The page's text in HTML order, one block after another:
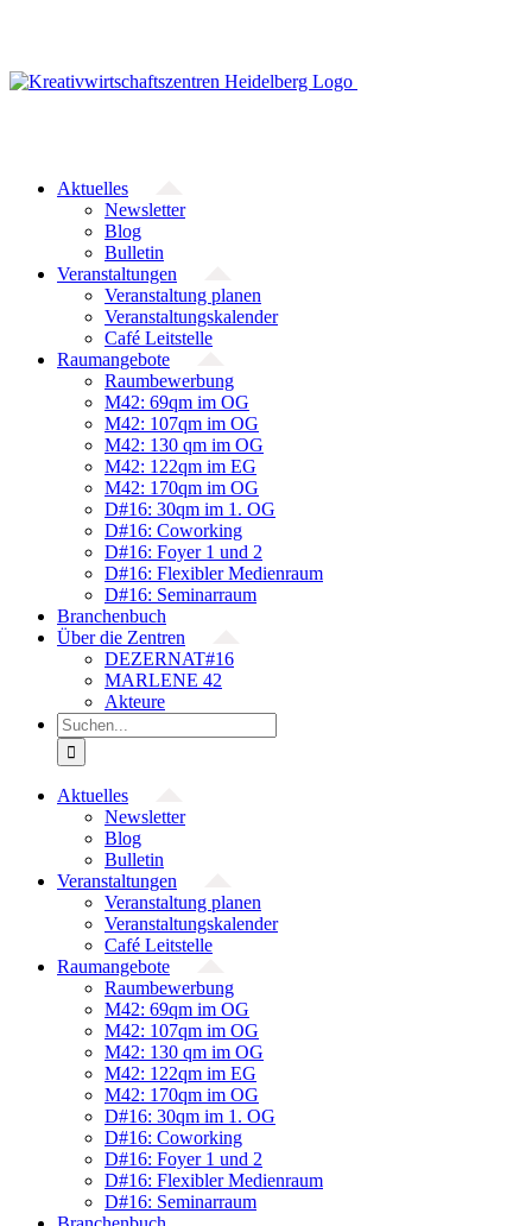
Aktuelles
Newsletter
Blog
Bulletin
Veranstaltungen
Veranstaltung planen
Veranstaltungskalender
Café Leitstelle
Raumangebote
Raumbewerbung
M42: 69qm im OG
M42: 107qm im OG
M42: 130 qm im OG
M42: 122qm im EG
M42: 170qm im OG
D#16: 30qm im 1. OG
D#16: Coworking
D#16: Foyer 1 und 2
D#16: Flexibler Medienraum
D#16: Seminarraum
Branchenbuch
Über die Zentren
DEZERNAT#16
MARLENE 42
Akteure
Suche
nach:
Aktuelles
Newsletter
Blog
Bulletin
Veranstaltungen
Veranstaltung planen
Veranstaltungskalender
Café Leitstelle
Raumangebote
Raumbewerbung
M42: 69qm im OG
M42: 107qm im OG
M42: 130 qm im OG
M42: 122qm im EG
M42: 170qm im OG
D#16: 30qm im 1. OG
D#16: Coworking
D#16: Foyer 1 und 2
D#16: Flexibler Medienraum
D#16: Seminarraum